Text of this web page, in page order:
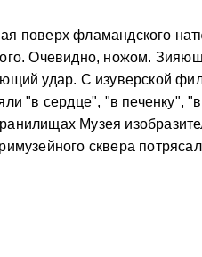
поверх фламандского
Очевидно, ножом.
удар. С изуверской
"в сердце", "в печенку",
Музея
сквера